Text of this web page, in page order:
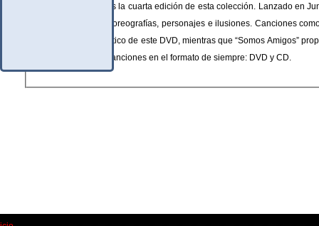
CantaJuego Vol. 4 es la cuarta edición de esta colección. Lanzado en
canciones, juegos, coreografías, personajes e ilusiones. Canciones
el punto más energético de este DVD, mientras que “Somos Amigos”
cariño. En total, 15 canciones en el formato de siempre: DVD y CD.